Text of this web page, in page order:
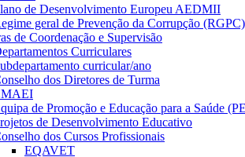
de Desenvolvimento Europeu AEDMII
geral de Prevenção da Corrupção (RGPC)
de Coordenação e Supervisão
Curriculares
curricular/ano
dos Diretores de Turma
de Promoção e Educação para a Saúde
de Desenvolvimento Educativo
dos Cursos Profissionais
EQAVET